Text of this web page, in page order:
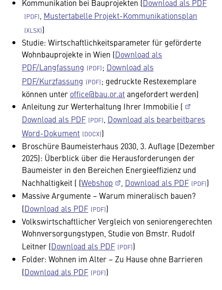
Kommunikation bei Bauprojekten (Download als PDF
Mustertabelle Projekt-Kommunikationsplan
)
Studie: Wirtschaftlichkeitsparameter für geförderte
Wohnbauprojekte in Wien (Download als
PDF/Langfassung
; Download als
PDF/Kurzfassung
; gedruckte Restexemplare
können unter office@bau.or.atangefordert werden)
Anleitung zur Werterhaltung Ihrer Immobilie (
Download als PDF
Download als bearbeitbares
Word-Dokument
)
Broschüre Baumeisterhaus 2030, 3. Auflage (Dezember
2025): Überblick über die Herausforderungen der
Baumeister in den Bereichen Energieeffizienz und
Nachhaltigkeit ( (Webshop Download als PDF
)
Massive Argumente – Warum mineralisch bauen?
(Download als PDF
)
Volkswirtschaftlicher Vergleich von seniorengerechten
Wohnversorgungstypen, Studie von Bmstr. Rudolf
Leitner (Download als PDF
)
Folder: Wohnen im Alter – Zu Hause ohne Barrieren
(Download als PDF )